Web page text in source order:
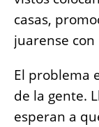
casas,
juarense
El problema
de la gente.
esperan a